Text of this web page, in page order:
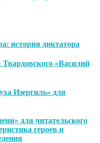
история диктатора
«Василий
Изергиль» для
для читательского
героев и